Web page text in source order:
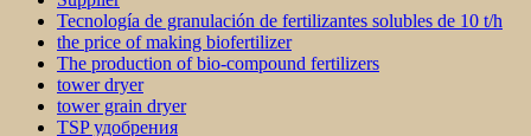
Tecnología de granulación de fertilizantes solubles de 10 t/h
the price of making biofertilizer
The production of bio-compound fertilizers
tower dryer
tower grain dryer
TSP удобрения